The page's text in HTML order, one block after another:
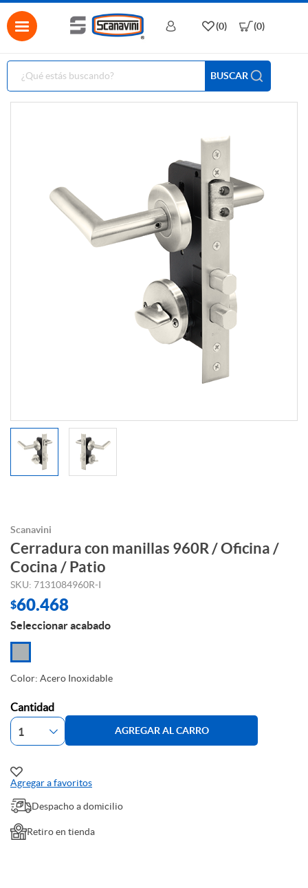
BUSCAR
(0) (0)
Scanavini
Cerradura con manillas 960R / Oficina /
Cocina / Patio
SKU: 7131084960R-I
$60.468
Seleccionar acabado
Color: Acero Inoxidable
Cantidad
AGREGAR AL CARRO
Agregar a favoritos
Despacho a domicilio
Retiro en tienda